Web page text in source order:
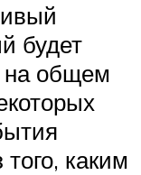
будет
на общем
каким